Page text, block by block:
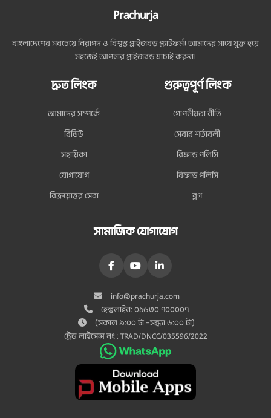
Prachurja
বাংলাদেশের সবচেয়ে নিরাপদ ও বিশ্বস্ত প্রাইজবন্ড প্ল্যাটফর্ম। আমাদের সাথে যুক্ত হয়ে
সহজেই আপনার প্রাইজবন্ড যাচাই করুন।
দ্রুত লিংক
আমাদের সম্পর্কে
রিভিউ
সহায়িকা
যোগাযোগ
বিক্রয়োত্তর সেবা
গুরুত্বপূর্ণ লিংক
গোপনীয়তা নীতি
সেবার শর্তাবলী
রিফান্ড পলিসি
রিফান্ড পলিসি
ব্লগ
সামাজিক যোগাযোগ
info@prachurja.com
হেল্পলাইন: ০১৬৩০ ৭০০০০৭
(সকাল ৯:০০ টা –সন্ধ্যা ৬:০০ টা)
ট্রেড লাইসেন্স নং : TRAD/DNCC/035596/2022